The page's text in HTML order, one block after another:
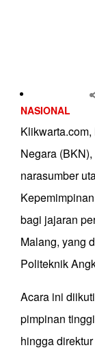
NASIONAL
Negara
narasumber
bagi jajaran
Malang, yang
Politeknik
Acara ini
pimpinan
hingga